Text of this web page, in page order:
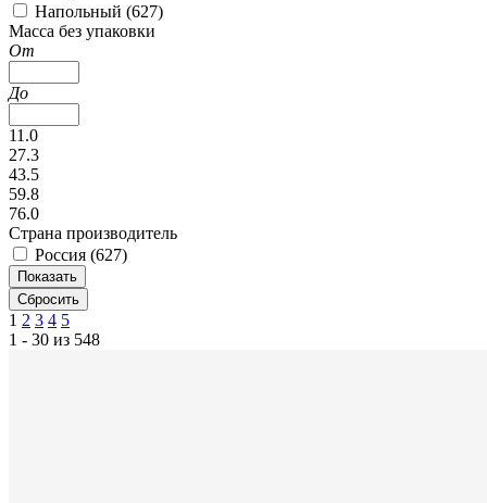
Напольный (627)
Масса без упаковки
От
До
11.0
27.3
43.5
59.8
76.0
Страна производитель
Россия (627)
1 2 3 4 5
1 - 30 из 548